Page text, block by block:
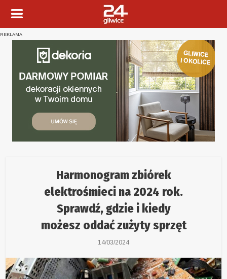
REKLAMA
Harmonogram zbiórek
elektrośmieci na 2024 rok.
Sprawdź, gdzie i kiedy
możesz oddać zużyty sprzęt
14/03/2024